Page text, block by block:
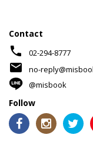
Contact
phone 02-294-8777
mail
no-
@misbook
Follow